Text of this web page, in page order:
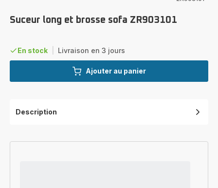
Suceur long et brosse sofa ZR903101
En stock Livraison en 3 jours
Ajouter au panier
Description